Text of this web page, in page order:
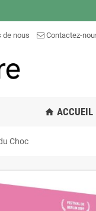
de nous Contactez-
home ACCUEIL
Choc